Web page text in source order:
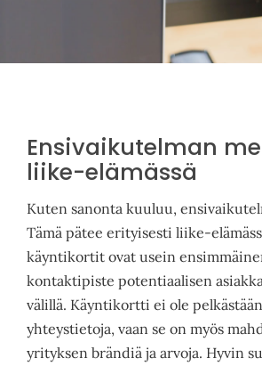
Ensivaikutelman
liike-elämässä
Kuten sanonta kuuluu,
Tämä pätee erityisesti liike-
käyntikortit ovat usein
kontaktipiste potentiaalisen
välillä. Käyntikortti ei ole
yhteystietoja, vaan se on myös
yrityksen brändiä ja arvoja. Hyvin